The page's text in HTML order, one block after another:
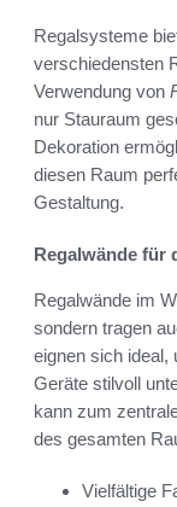
Regalsysteme
verschiedensten
Verwendung von
nur Stauraum
Dekoration
diesen Raum
Gestaltung.
Regalwände für
Regalwände im
sondern tragen
eignen sich ideal,
Geräte stilvoll
kann zum
des gesamten
Vielfältige